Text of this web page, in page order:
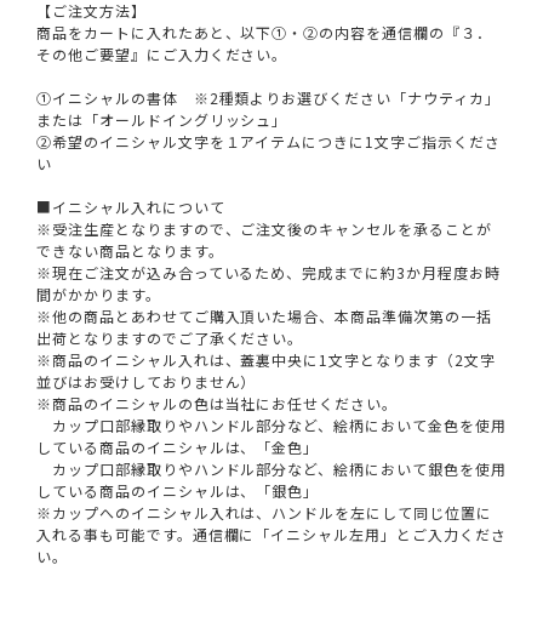
【ご注文方法】
商品をカートに入れたあと、以下①・②の内容を通信欄の『３．
その他ご要望』にご入力ください。
①イニシャルの書体 ※2種類よりお選びください「ナウティカ」
または「オールドイングリッシュ」
②希望のイニシャル文字を１アイテムにつきに1文字ご指示くださ
い
■イニシャル入れについて
※受注生産となりますので、ご注文後のキャンセルを承ることが
できない商品となります。
※現在ご注文が込み合っているため、完成までに約3か月程度お時
間がかかります。
※他の商品とあわせてご購入頂いた場合、本商品準備次第の一括
出荷となりますのでご了承ください。
※商品のイニシャル入れは、蓋裏中央に1文字となります（2文字
並びはお受けしておりません）
※商品のイニシャルの色は当社にお任せください。
カップ口部縁取りやハンドル部分など、絵柄において金色を使用
している商品のイニシャルは、「金色」
カップ口部縁取りやハンドル部分など、絵柄において銀色を使用
している商品のイニシャルは、「銀色」
※カップへのイニシャル入れは、ハンドルを左にして同じ位置に
入れる事も可能です。通信欄に「イニシャル左用」とご入力くださ
い。